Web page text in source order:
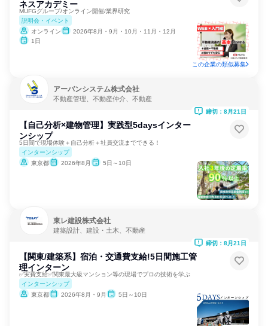
ネスアカデミー
MUFGグループ/オンライン開催/業界研究
説明会・イベント
オンライン
2026年8月・9月・10月・11月・12月
1日
この企業の類似募集
アーバンシステム株式会社
不動産管理、不動産仲介、不動産
【自己分析×建物管理】実践型5daysインター
ンシップ
5日間で現場体験＋自己分析＋社員交流までできる！
インターンシップ
東京都
2026年8月 5日～10日
締切：8月21日
東レ建設株式会社
建築設計、建設・土木、不動産
【関東/建築系】宿泊・交通費支給!5日間施工管
理インターン
✅実費支給✅関東最大級マンション等の現場でプロの技術を学ぶ
インターンシップ
東京都
2026年8月・9月 5日～10日
締切：8月21日